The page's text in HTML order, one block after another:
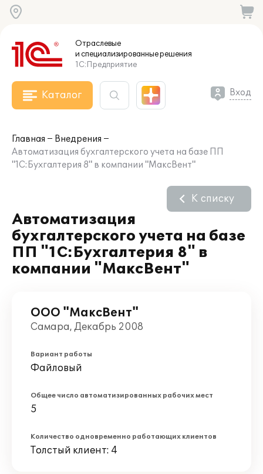
Отраслевые
и специализированныерешения
1С:Предприятие
Каталог Вход
Главная
Внедрения
Автоматизация бухгалтерского учета на базе ПП
"1С:Бухгалтерия 8" в компании "МаксВент"
Автоматизация
бухгалтерского учета на базе
ПП "1С:Бухгалтерия 8" в
компании "МаксВент"
К списку
ООО "МаксВент"
Самара, Декабрь 2008
Вариант работы
Файловый
Общее число автоматизированных рабочих мест
5
Количество одновременно работающих клиентов
Толстый клиент: 4